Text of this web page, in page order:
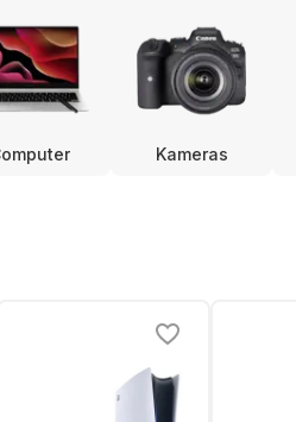
Kameras